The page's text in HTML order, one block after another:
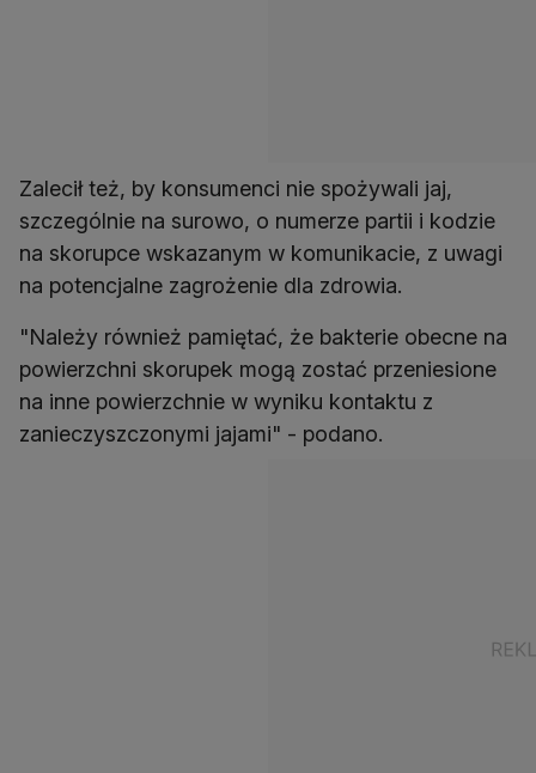
Zalecił też, by konsumenci nie spożywali jaj,
szczególnie na surowo, o numerze partii i kodzie
na skorupce wskazanym w komunikacie, z uwagi
na potencjalne zagrożenie dla zdrowia.
"Należy również pamiętać, że bakterie obecne na
powierzchni skorupek mogą zostać przeniesione
na inne powierzchnie w wyniku kontaktu z
zanieczyszczonymi jajami" - podano.